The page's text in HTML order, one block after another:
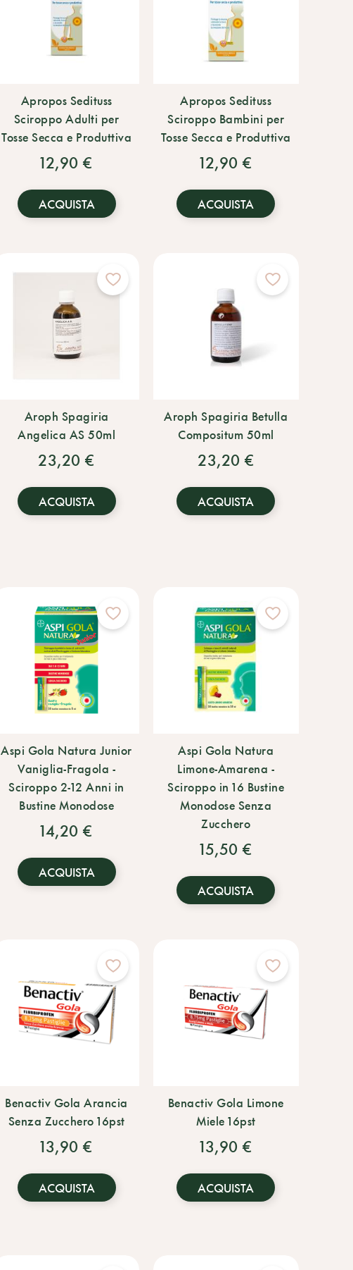
Apropos Sedituss
Sciroppo Adulti per
Tosse Secca e Produttiva
12,90 €
ACQUISTA
Apropos Sedituss
Sciroppo Bambini per
Tosse Secca e Produttiva
12,90 €
ACQUISTA
Aroph Spagiria
Angelica AS 50ml
23,20 €
ACQUISTA
Aroph Spagiria Betulla
Compositum 50ml
23,20 €
ACQUISTA
Aspi Gola Natura Junior
Vaniglia-Fragola -
Sciroppo 2-12 Anni in
Bustine Monodose
14,20 €
ACQUISTA
Aspi Gola Natura
Limone-Amarena -
Sciroppo in 16 Bustine
Monodose Senza
Zucchero
15,50 €
ACQUISTA
Benactiv Gola Arancia
Senza Zucchero 16pst
13,90 €
ACQUISTA
Benactiv Gola Limone
Miele 16pst
13,90 €
ACQUISTA